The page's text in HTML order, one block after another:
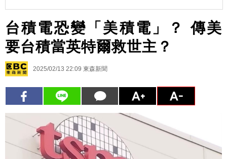
台積電恐變「美積電」？ 傳美
要台積當英特爾救世主？
2025/02/13 22:09 東森新聞